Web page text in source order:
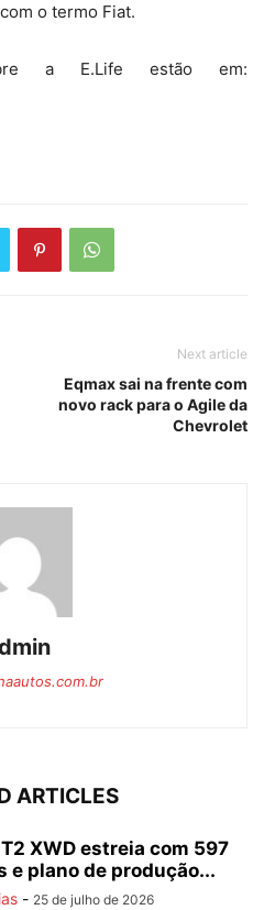
o termo Fiat.
a E.Life estão em:
Next article
Eqmax sai na frente com
novo rack para o Agile da
Chevrolet
ARTICLES
XWD estreia com 597
e plano de produção...
- 25 de julho de 2026